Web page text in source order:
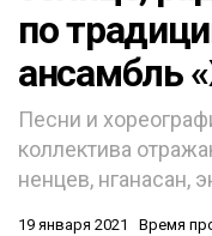
по
ансамбль
Песни и
коллектива
ненцев, нганасан,
19 января 2021 Время